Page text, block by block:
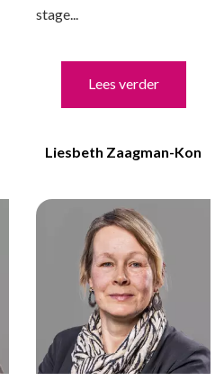
stage...
Lees verder
Liesbeth Zaagman-Kon